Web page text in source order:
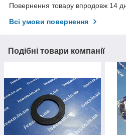
Повернення товару впродовж 14
Всі умови повернення
Подібні товари компанії